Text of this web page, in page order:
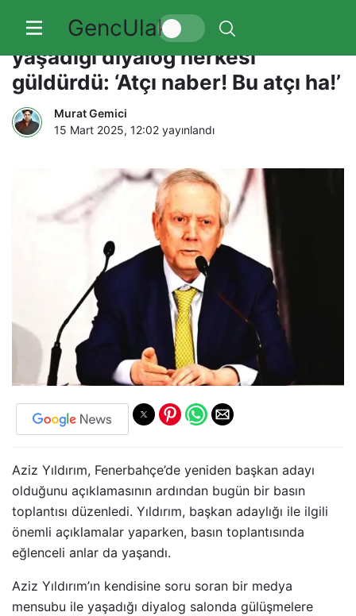
GencUlak
Aziz Yıldırım’ın gazeteciyle
yaşadığı diyalog herkesi
güldürdü: ‘Atçı naber! Bu atçı ha!’
Murat Gemici
15 Mart 2025, 12:02 yayınlandı
Aziz Yıldırım, Fenerbahçe’de yeniden başkan adayı
olduğunu açıklamasının ardından bugün bir basın
toplantısı düzenledi. Yıldırım, başkan adaylığı ile ilgili
önemli açıklamalar yaparken, basın toplantısında
eğlenceli anlar da yaşandı.
Aziz Yıldırım’ın kendisine soru soran bir medya
mensubu ile yaşadığı diyalog salonda gülüşmelere